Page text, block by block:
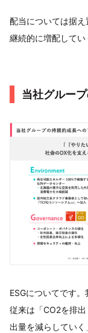
配当については据
継続的に増配してい
当社グルー
ESGについてです
従来は「CO2を排
出量を減らしてい